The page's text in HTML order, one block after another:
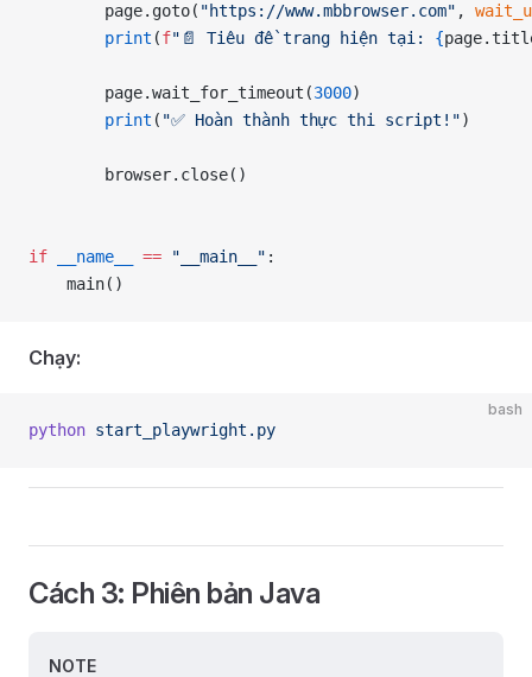
        page.goto(
"https://www.mbbrowser.com" ,
        print
(f"📄 Tiêu đề trang hiện tại: {
        page.wait_for_timeout(
3000)
        print
( "✅ Hoàn thành thực thi script!")
        browser.close()
if __name__ == "__main__" :
    main()
Chạy:
bash
python start_playwright.py
Cách 3: Phiên bản Java
NOTE